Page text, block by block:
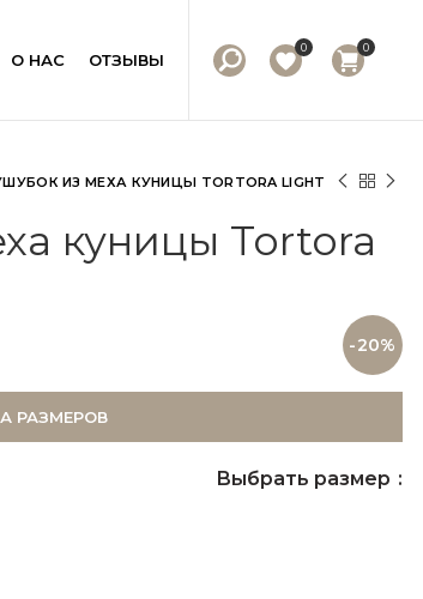
О НАС ОТЗЫВЫ
0 0
ИЗ МЕХА КУНИЦЫ TORTORA LIGHT
куницы Tortora
-20%
РАЗМЕРОВ
Выбрать размер